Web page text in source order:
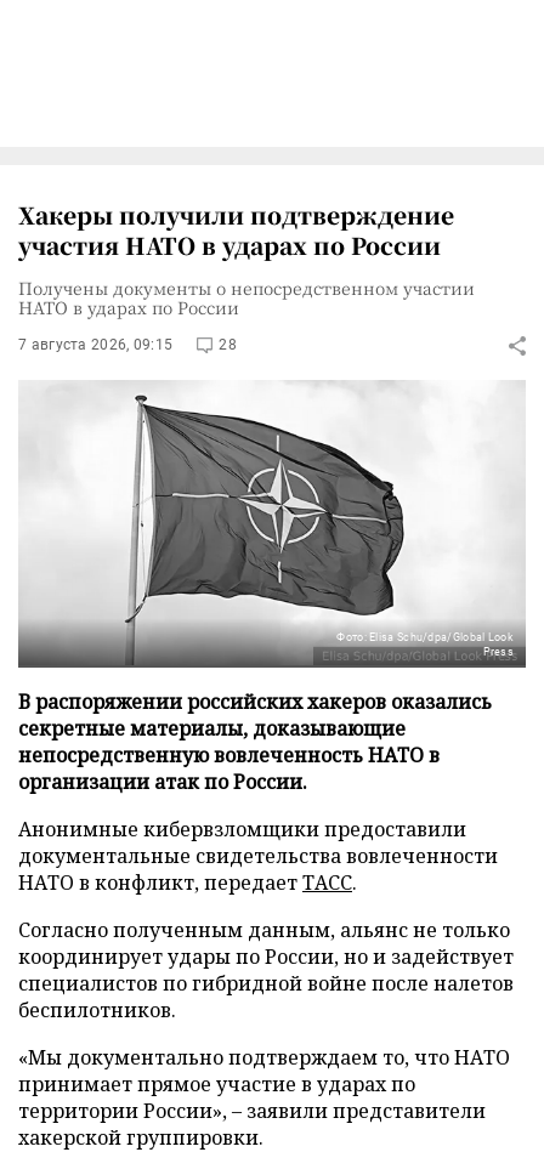
Хакеры получили подтверждение
участия НАТО в ударах по России
Получены документы о непосредственном участии
НАТО в ударах по России
7 августа 2026, 09:15 28
Фото: Elisa Schu/dpa/Global Look
Press
В распоряжении российских хакеров оказались
секретные материалы, доказывающие
непосредственную вовлеченность НАТО в
организации атак по России.
Анонимные кибервзломщики предоставили
документальные свидетельства вовлеченности
НАТО в конфликт, передаетТАСС.
Согласно полученным данным, альянс не только
координирует удары по России, но и задействует
специалистов по гибридной войне после налетов
беспилотников.
«Мы документально подтверждаем то, что НАТО
принимает прямое участие в ударах по
территории России», – заявили представители
хакерской группировки.